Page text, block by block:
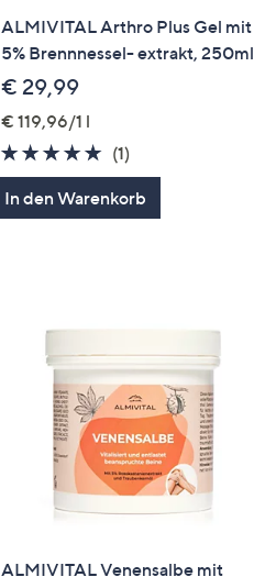
ALMIVITAL Arthro Plus Gel mit
5% Brennnessel- extrakt, 250ml
€ 29,99
€ 119,96/1 l
5.0
von
5
(1)
Bewertungen
In den Warenkorb
ALMIVITAL Venensalbe mit